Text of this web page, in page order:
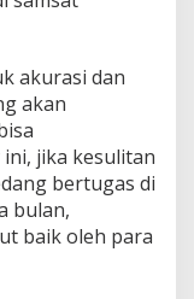
akurasi dan
akan
jika kesulitan
bertugas di
bulan,
baik oleh para